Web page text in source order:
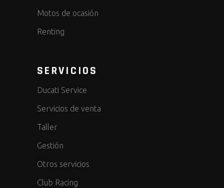
Motos de ocasión
Renting
SERVICIOS
Ducati Service
Servicios de venta
Taller
Gestión
Otros servicios
Club Racing